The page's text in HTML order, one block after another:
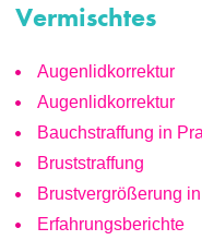
Vermischtes
Augenlidkorrektur
Augenlidkorrektur
Bauchstraffung in
Bruststraffung
Brustvergrößerung
Erfahrungsberichte